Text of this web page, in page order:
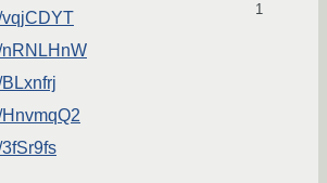
1
vqjCDYT
nRNLHnW